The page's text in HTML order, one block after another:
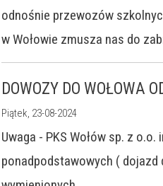
odnośnie przewozów
w Wołowie zmusza nas do
DOWOZY DO WOŁOWA
Piątek, 23-08-2024
Uwaga - PKS Wołów sp. z
ponadpodstawowych ( dojazd